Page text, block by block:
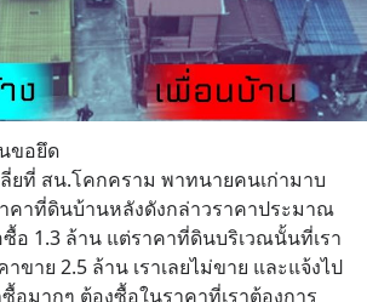
ขอยึด
ยที่ สน.โคกคราม พาทนายคนเก่ามาบ
คาที่ดินบ้านหลังดังกล่าวราคาประมาณ
อ 1.3 ล้าน แต่ราคาที่ดินบริเวณนั้นที่เรา
ขาย 2.5 ล้าน เราเลยไม่ขาย และแจ้งไป
มากๆ ต้องซื้อในราคาที่เราต้องการ